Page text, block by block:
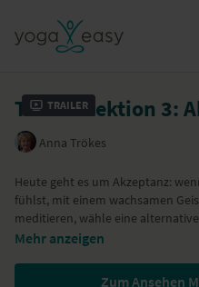
Trailer
Teil 2 – Lektion 3:
Anna Trökes
Heute geht es um Akzeptanz:
fühlst, mit einem wachsamen
meditieren, wähle eine
dein vegetatives Nervensystem
Meditation bedeutet auch
Mehr anzeigen
Zum Ansehen